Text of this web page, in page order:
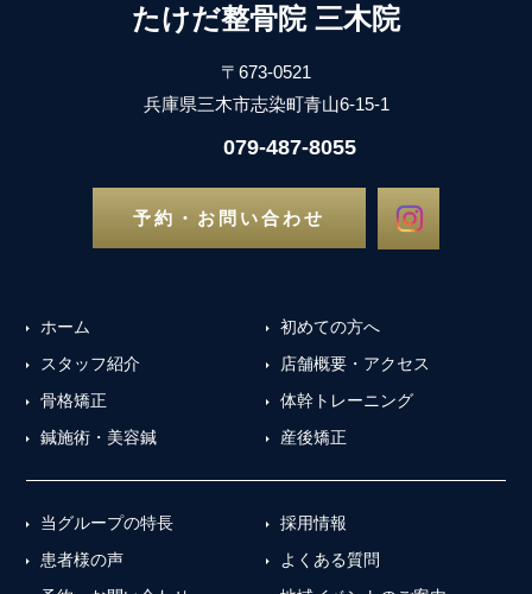
たけだ整骨院 三木院
〒673-0521
兵庫県三木市志染町青山6-15-1
079-487-8055
予約・お問い合わせ
ホーム
初めての方へ
スタッフ紹介
店舗概要・アクセス
骨格矯正
体幹トレーニング
鍼施術・美容鍼
産後矯正
当グループの特長
採用情報
患者様の声
よくある質問